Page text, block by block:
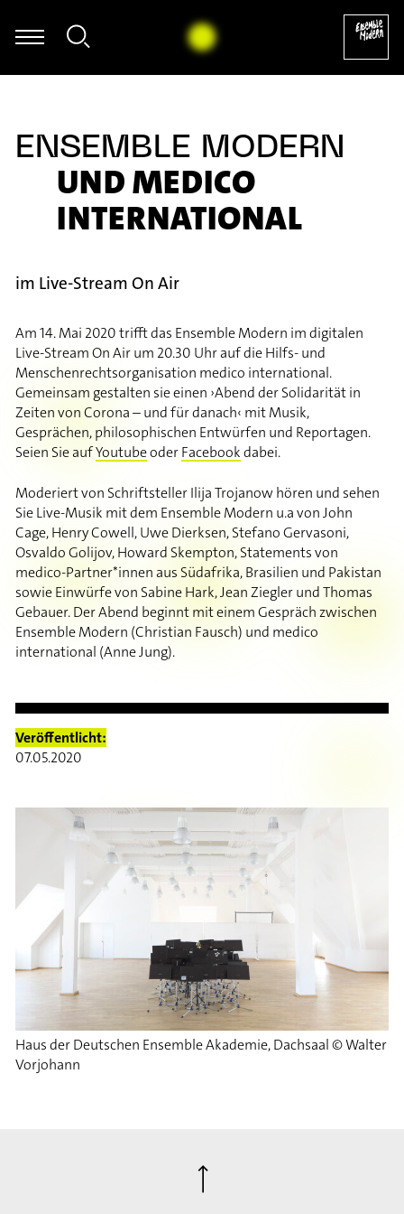
Ommer - Frank Zappa: Ruth is Sleeping - aus: The Yellow Shark
ENSEMBLE MODERN
UND MEDICO
INTERNATIONAL
im Live-Stream On Air
Veröffentlicht:
07.05.2020
Haus der Deutschen Ensemble Akademie, Dachsaal © Walter
Vorjohann
Am 14. Mai 2020 trifft das Ensemble Modern im digitalen
Live-Stream On Air um 20.30 Uhr auf die Hilfs- und
Menschenrechtsorganisation medico international.
Gemeinsam gestalten sie einen ›Abend der Solidarität in
Zeiten von Corona – und für danach‹ mit Musik,
Gesprächen, philosophischen Entwürfen und Reportagen.
Seien Sie aufYoutubeoderFacebookdabei.
Moderiert von Schriftsteller Ilija Trojanow hören und sehen
Sie Live-Musik mit dem Ensemble Modern u.a von John
Cage, Henry Cowell, Uwe Dierksen, Stefano Gervasoni,
Osvaldo Golijov, Howard Skempton, Statements von
medico-Partner*innen aus Südafrika, Brasilien und Pakistan
sowie Einwürfe von Sabine Hark, Jean Ziegler und Thomas
Gebauer. Der Abend beginnt mit einem Gespräch zwischen
Ensemble Modern (Christian Fausch) und medico
international (Anne Jung).
⟶